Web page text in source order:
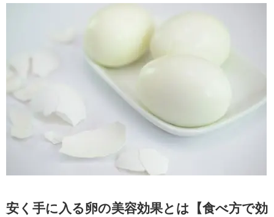
安く手に入る卵の美容効果とは【食べ方で効